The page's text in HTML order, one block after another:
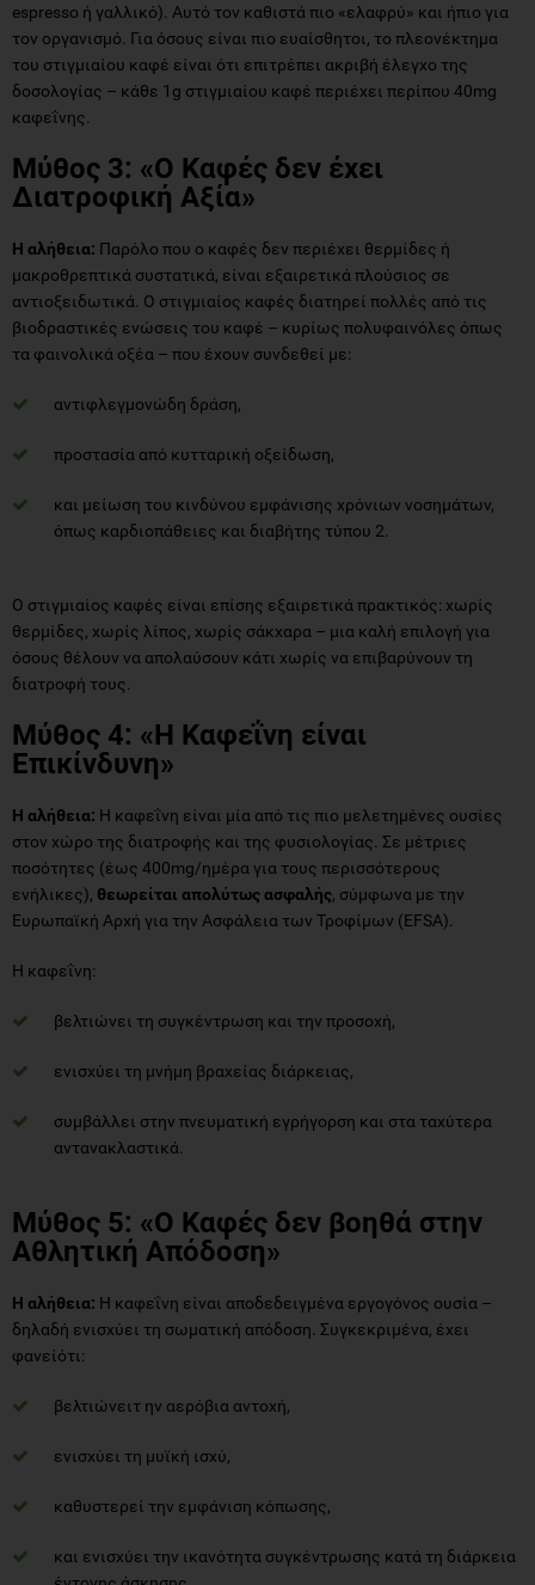
espresso ή γαλλικό). Αυτό τον καθιστά πιο «ελαφρύ» και ήπιο για
τον οργανισμό. Για όσους είναι πιο ευαίσθητοι, το πλεονέκτημα
του στιγμιαίου καφέ είναι ότι επιτρέπει ακριβή έλεγχο της
δοσολογίας – κάθε 1g στιγμιαίου καφέ περιέχει περίπου 40mg
καφεΐνης.
Μύθος 3: «Ο Καφές δεν έχει
Διατροφική Αξία»
Η αλήθεια: Παρόλο που ο καφές δεν περιέχει θερμίδες ή
μακροθρεπτικά συστατικά, είναι εξαιρετικά πλούσιος σε
αντιοξειδωτικά. Ο στιγμιαίος καφές διατηρεί πολλές από τις
βιοδραστικές ενώσεις του καφέ – κυρίως πολυφαινόλες όπως
τα φαινολικά οξέα – που έχουν συνδεθεί με:
αντιφλεγμονώδη δράση,
προστασία από κυτταρική οξείδωση,
και μείωση του κινδύνου εμφάνισης χρόνιων νοσημάτων,
όπως καρδιοπάθειες και διαβήτης τύπου 2.
Ο στιγμιαίος καφές είναι επίσης εξαιρετικά πρακτικός: χωρίς
θερμίδες, χωρίς λίπος, χωρίς σάκχαρα – μια καλή επιλογή για
όσους θέλουν να απολαύσουν κάτι χωρίς να επιβαρύνουν τη
διατροφή τους.
Μύθος 4: «Η Καφεΐνη είναι
Επικίνδυνη»
Η αλήθεια: Η καφεΐνη είναι μία από τις πιο μελετημένες ουσίες
στον χώρο της διατροφής και της φυσιολογίας. Σε μέτριες
ποσότητες (έως 400mg/ημέρα για τους περισσότερους
ενήλικες), θεωρείται απολύτως ασφαλής, σύμφωνα με την
Ευρωπαϊκή Αρχή για την Ασφάλεια των Τροφίμων (EFSA).
Η καφεΐνη:
βελτιώνει τη συγκέντρωση και την προσοχή,
ενισχύει τη μνήμη βραχείας διάρκειας,
συμβάλλει στην πνευματική εγρήγορση και στα ταχύτερα
αντανακλαστικά.
Μύθος 5: «Ο Καφές δεν βοηθά στην
Αθλητική Απόδοση»
Η αλήθεια: Η καφεΐνη είναι αποδεδειγμένα εργογόνος ουσία –
δηλαδή ενισχύει τη σωματική απόδοση. Συγκεκριμένα, έχει
φανείότι:
βελτιώνειτ ην αερόβια αντοχή,
ενισχύει τη μυϊκή ισχύ,
καθυστερεί την εμφάνιση κόπωσης,
και ενισχύει την ικανότητα συγκέντρωσης κατά τη διάρκεια